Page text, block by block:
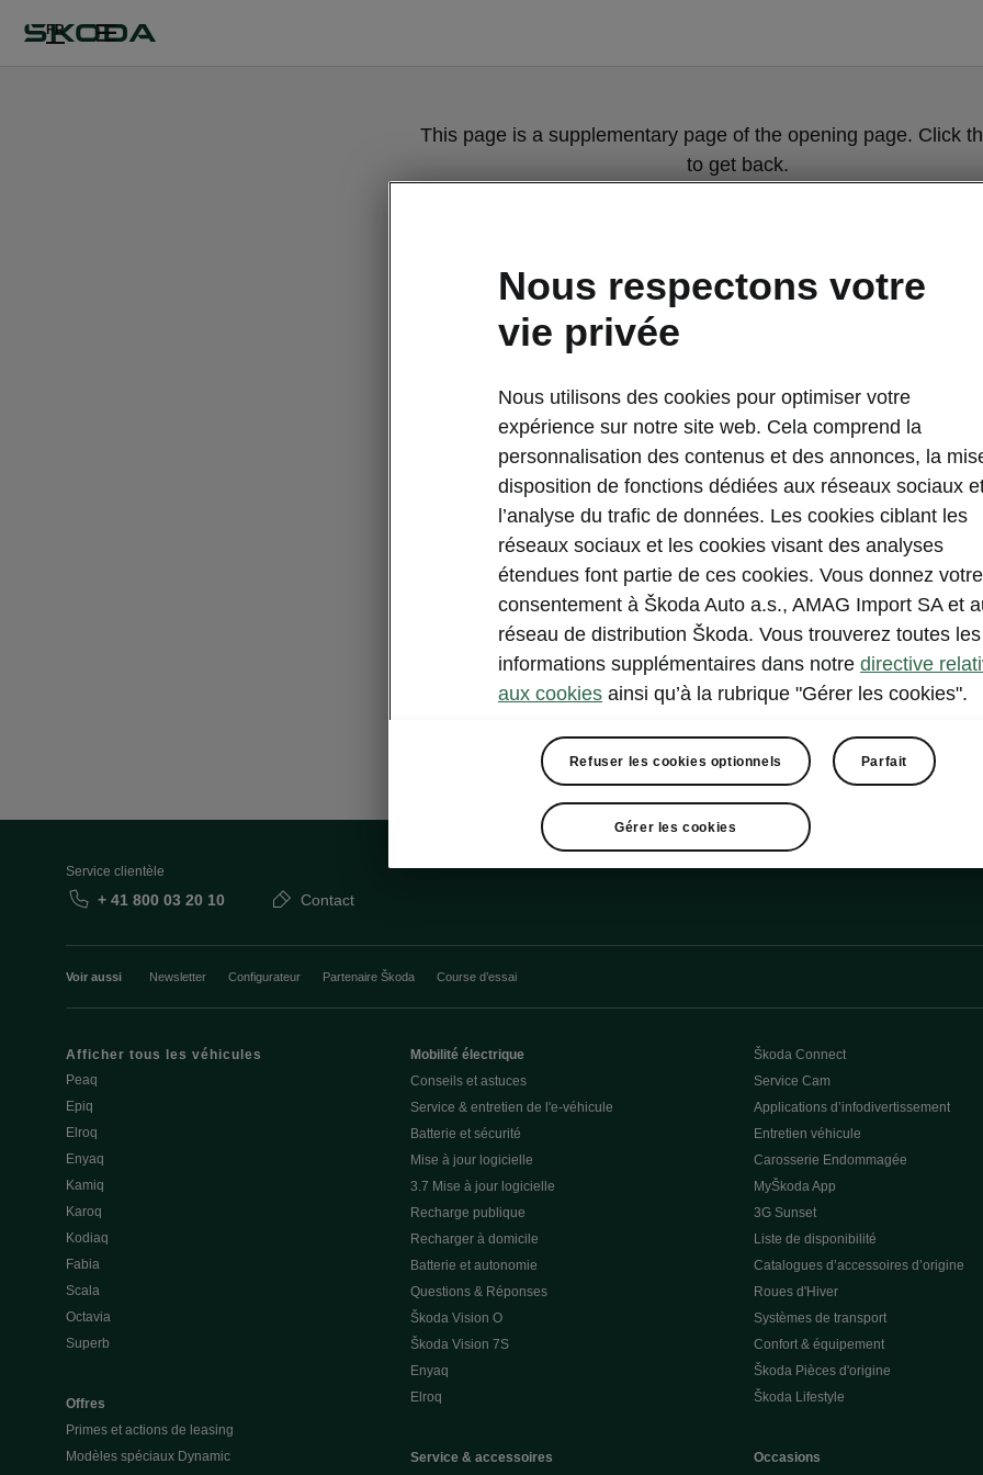
FR
This page is a supplementary page of the opening page. Click
to get back.
Convenience
• Siège conducteur et siège passager avant réglables
• Rétroviseurs avec fonction mémoire
Service clientèle
+ 41 800 03 20 10 Contact
Voir aussi Newsletter Configurateur Partenaire Škoda Course d’essai
Afficher tous les véhicules
Peaq
Epiq
Elroq
Enyaq
Kamiq
Karoq
Kodiaq
Fabia
Scala
Octavia
Superb
Offres
Primes et actions de leasing
Modèles spéciaux Dynamic
Mobilité électrique
Conseils et astuces
Service & entretien de l'e-véhicule
Batterie et sécurité
Mise à jour logicielle
3.7 Mise à jour logicielle
Recharge publique
Recharger à domicile
Batterie et autonomie
Questions & Réponses
Škoda Vision O
Škoda Vision 7S
Enyaq
Elroq
Service & accessoires
Škoda Connect
Service Cam
Applications d’infodivertissement
Entretien véhicule
Carosserie Endommagée
MyŠkoda App
3G Sunset
Liste de disponibilité
Catalogues d’accessoires d’origine
Roues d'Hiver
Systèmes de transport
Confort & équipement
Škoda Pièces d'origine
Škoda Lifestyle
Occasions
Nous respectons votre
vie privée
Nous utilisons des cookies pour optimiser votre
expérience sur notre site web. Cela comprend la
personnalisation des contenus et des annonces, la
disposition de fonctions dédiées aux réseaux sociaux
l’analyse du trafic de données. Les cookies ciblant les
réseaux sociaux et les cookies visant des analyses
étendues font partie de ces cookies. Vous donnez votre
consentement à Škoda Auto a.s., AMAG Import SA et
réseau de distribution Škoda. Vous trouverez toutes les
informations supplémentaires dans notre directive
aux cookies ainsi qu’à la rubrique "Gérer les cookies".
Refuser les cookies optionnels Parfait
Gérer les cookies